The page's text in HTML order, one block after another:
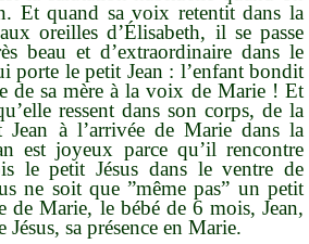
Et quand sa voix retentit dans la
oreilles d’Élisabeth, il se passe
beau et d’extraordinaire dans le
porte le petit Jean : l’enfant bondit
de sa mère à la voix de Marie ! Et
ressent dans son corps, de la
à l’arrivée de Marie dans la
est joyeux parce qu’il rencontre
le petit Jésus dans le ventre de
ne soit que ”même pas” un petit
de Marie, le bébé de 6 mois, Jean,
sa présence en Marie.